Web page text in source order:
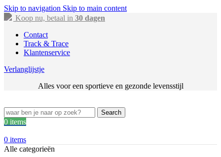
Skip to navigation Skip to main content
Koop nu, betaal in 30 dagen
Contact
Track & Trace
Klantenservice
Verlanglijstje
Alles voor een sportieve en gezonde levensstijl
Search
0 items
0 items
Alle categorieën